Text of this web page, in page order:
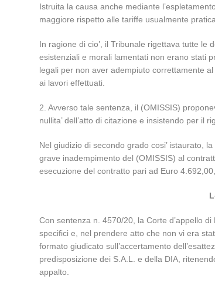
Istruita la causa anche mediante
maggiore rispetto alle tariffe usualmente
In ragione di cio’, il Tribunale rigettava tutte
esistenziali e morali lamentati non erano stati
legali per non aver adempiuto correttamente
ai lavori effettuati.
2. Avverso tale sentenza, il (OMISSIS)
nullita’ dell’atto di citazione e insistendo per il
Nel giudizio di secondo grado cosi’ istaurato,
grave inadempimento del (OMISSIS) al
esecuzione del contratto pari ad Euro
Con sentenza n. 4570/20, la Corte d’appello
specifici e, nel prendere atto che non vi era
formato giudicato sull’accertamento
predisposizione dei S.A.L. e della DIA,
appalto.